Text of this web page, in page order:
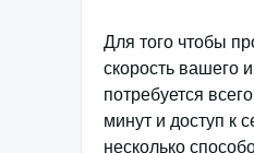
Для того чтобы
скорость вашего
потребуется
минут и доступ к
несколько